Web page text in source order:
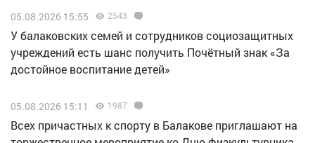
05.08.2026 15:55 2543
У балаковских семей и сотрудников социозащитных
учреждений есть шанс получить Почётный знак «За
достойное воспитание детей»
05.08.2026 15:11 1987
Всех причастных к спорту в Балакове приглашают на